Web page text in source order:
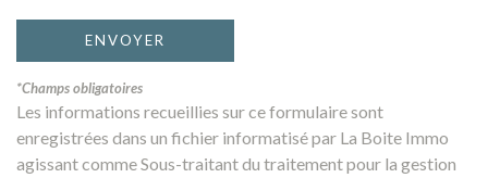
ENVOYER
*Champs obligatoires
Les informations recueillies sur ce formulaire sont
enregistrées dans un fichier informatisé par La Boite Immo
agissant comme Sous-traitant du traitement pour la gestion